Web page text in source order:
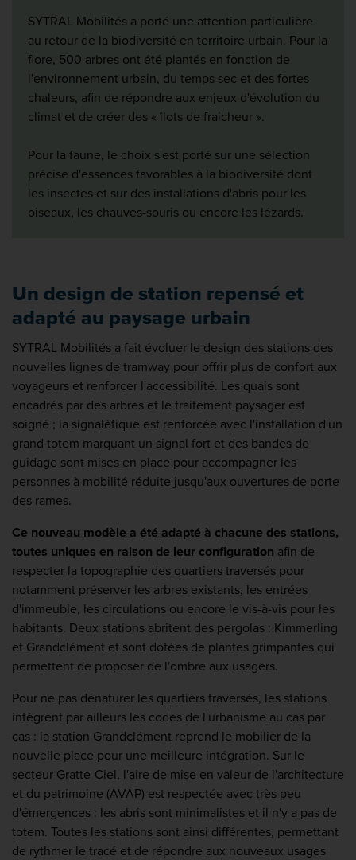
SYTRAL Mobilités a porté une attention particulière
au retour de la biodiversité en territoire urbain. Pour la
flore, 500 arbres ont été plantés en fonction de
l'environnement urbain, du temps sec et des fortes
chaleurs, afin de répondre aux enjeux d'évolution du
climat et de créer des « îlots de fraicheur ».
Pour la faune, le choix s'est porté sur une sélection
précise d'essences favorables à la biodiversité dont
les insectes et sur des installations d'abris pour les
oiseaux, les chauves-souris ou encore les lézards.
Un design de station repensé et
adapté au paysage urbain
SYTRAL Mobilités a fait évoluer le design des stations des
nouvelles lignes de tramway pour offrir plus de confort aux
voyageurs et renforcer l'accessibilité. Les quais sont
encadrés par des arbres et le traitement paysager est
soigné ; la signalétique est renforcée avec l'installation d'un
grand totem marquant un signal fort et des bandes de
guidage sont mises en place pour accompagner les
personnes à mobilité réduite jusqu'aux ouvertures de porte
des rames.
Ce nouveau modèle a été adapté à chacune des stations,
toutes uniques en raison de leur configuration afin de
respecter la topographie des quartiers traversés pour
notamment préserver les arbres existants, les entrées
d'immeuble, les circulations ou encore le vis-à-vis pour les
habitants. Deux stations abritent des pergolas : Kimmerling
et Grandclément et sont dotées de plantes grimpantes qui
permettent de proposer de l'ombre aux usagers.
Pour ne pas dénaturer les quartiers traversés, les stations
intègrent par ailleurs les codes de l'urbanisme au cas par
cas : la station Grandclément reprend le mobilier de la
nouvelle place pour une meilleure intégration. Sur le
secteur Gratte-Ciel, l'aire de mise en valeur de l'architecture
et du patrimoine (AVAP) est respectée avec très peu
d'émergences : les abris sont minimalistes et il n'y a pas de
totem. Toutes les stations sont ainsi différentes, permettant
de rythmer le tracé et de répondre aux nouveaux usages